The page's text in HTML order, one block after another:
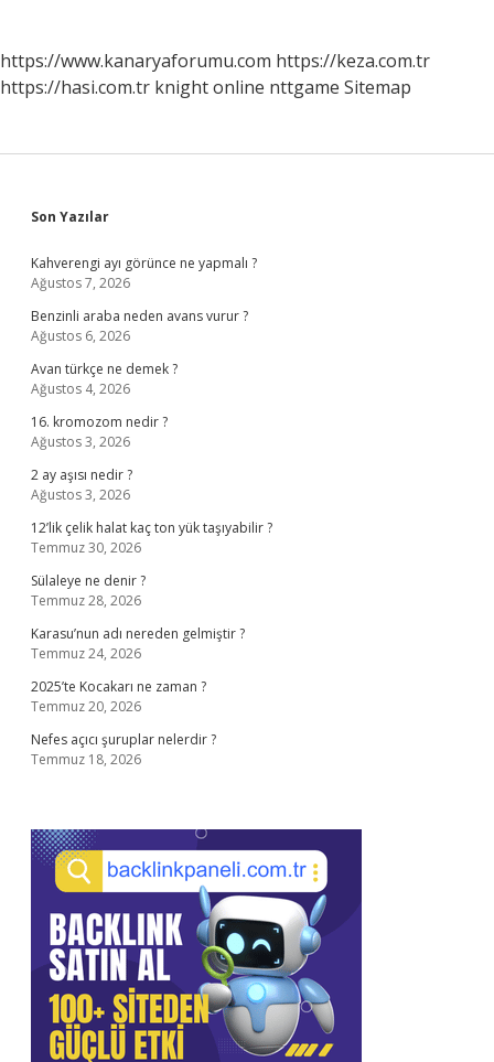
https://www.kanaryaforumu.com https://keza.com.tr
https://hasi.com.tr knight online nttgame Sitemap
Sidebar
Son Yazılar
Kahverengi ayı görünce ne yapmalı ?
Ağustos 7, 2026
Benzinli araba neden avans vurur ?
Ağustos 6, 2026
Avan türkçe ne demek ?
Ağustos 4, 2026
16. kromozom nedir ?
Ağustos 3, 2026
2 ay aşısı nedir ?
Ağustos 3, 2026
12’lik çelik halat kaç ton yük taşıyabilir ?
Temmuz 30, 2026
Sülaleye ne denir ?
Temmuz 28, 2026
Karasu’nun adı nereden gelmiştir ?
Temmuz 24, 2026
2025’te Kocakarı ne zaman ?
Temmuz 20, 2026
Nefes açıcı şuruplar nelerdir ?
Temmuz 18, 2026